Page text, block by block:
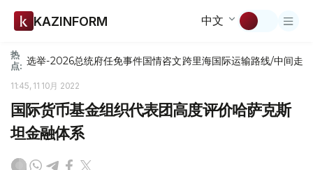
KAZINFORM 中文
热
点: 选举-2026总统府任免事件国情咨文跨里海国际运输路线/中间走廊
11:45, 11 10月 2022
国际货币基金组织代表团高度评价哈萨克斯
坦金融体系